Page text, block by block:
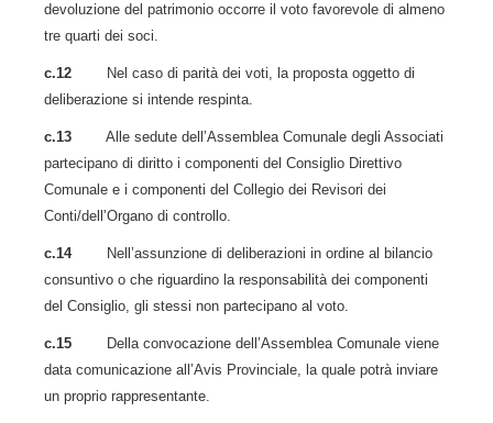
devoluzione del patrimonio occorre il voto favorevole di almeno
tre quarti dei soci.
c.12
Nel caso di parità dei voti, la proposta oggetto di
deliberazione si intende respinta.
c.13 Alle sedute dell’Assemblea Comunale degli Associati
partecipano di diritto i componenti del Consiglio Direttivo
Comunale e i componenti del Collegio dei Revisori dei
Conti/dell’Organo di controllo.
c.14Nell’assunzione di deliberazioni in ordine al bilancio
consuntivo o che riguardino la responsabilità dei componenti
del Consiglio, gli stessi non partecipano al voto.
c.15 Della convocazione dell’Assemblea Comunale viene
data comunicazione all’Avis Provinciale, la quale potrà inviare
un proprio rappresentante.